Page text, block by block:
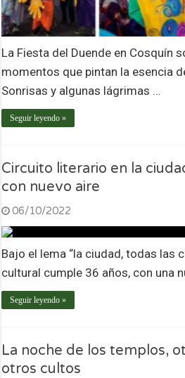
La Fiesta del Duende en Cosquín
momentos que pintan la esencia
Sonrisas y algunas lágrimas …
Seguir leyendo »
Circuito literario en la
con nuevo aire
06/10/2022
Bajo el lema “la ciudad, todas las
cultural cumple 36 años, con una
Seguir leyendo »
La noche de los templos,
otros cultos